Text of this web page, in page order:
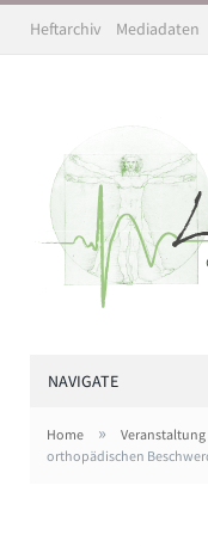
Heftarchiv Mediadaten
NAVIGATE
Home » Veranstaltung
orthopädischen